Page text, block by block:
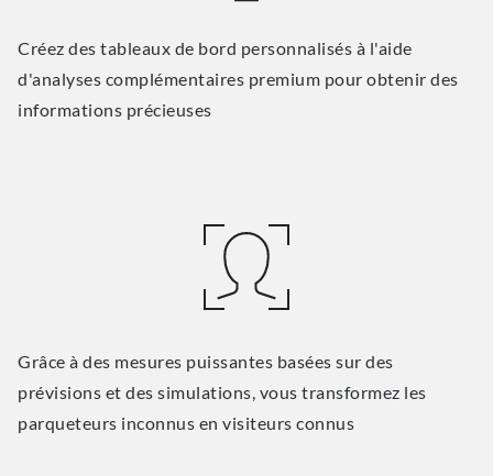
Créez des tableaux de bord personnalisés à l'aide
d'analyses complémentaires premium pour obtenir des
informations précieuses
Grâce à des mesures puissantes basées sur des
prévisions et des simulations, vous transformez les
parqueteurs inconnus en visiteurs connus